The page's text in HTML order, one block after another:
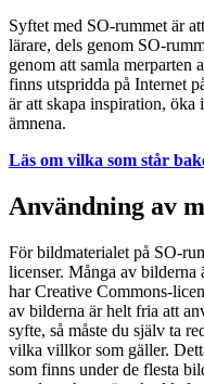
Syftet med SO-rummet är
lärare, dels genom SO-
genom att samla merparten
finns utspridda på Internet
är att skapa inspiration, öka
ämnena.
Läs om vilka som står
Användning av
För bildmaterialet på SO-
licenser. Många av bilderna
har Creative Commons-
av bilderna är helt fria att
syfte, så måste du själv ta
vilka villkor som gäller.
som finns under de flesta